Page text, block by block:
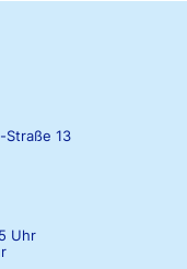
Straße 13
Uhr